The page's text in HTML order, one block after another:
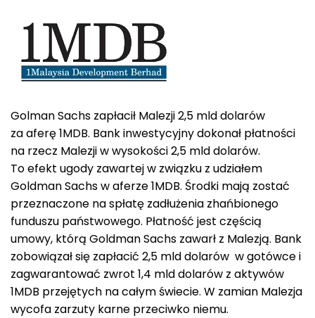
Golman Sachs zapłacił Malezji 2,5 mld dolarów
za aferę 1MDB. Bank inwestycyjny dokonał płatności
na rzecz Malezji w wysokości 2,5 mld dolarów.
To efekt ugody zawartej w związku z udziałem
Goldman Sachs w aferze 1MDB. Środki mają zostać
przeznaczone na spłatę zadłużenia zhańbionego
funduszu państwowego. Płatność jest częścią
umowy, którą Goldman Sachs zawarł z Malezją. Bank
zobowiązał się zapłacić 2,5 mld dolarów w gotówce i
zagwarantować zwrot 1,4 mld dolarów z aktywów
1MDB przejętych na całym świecie. W zamian Malezja
wycofa zarzuty karne przeciwko niemu.